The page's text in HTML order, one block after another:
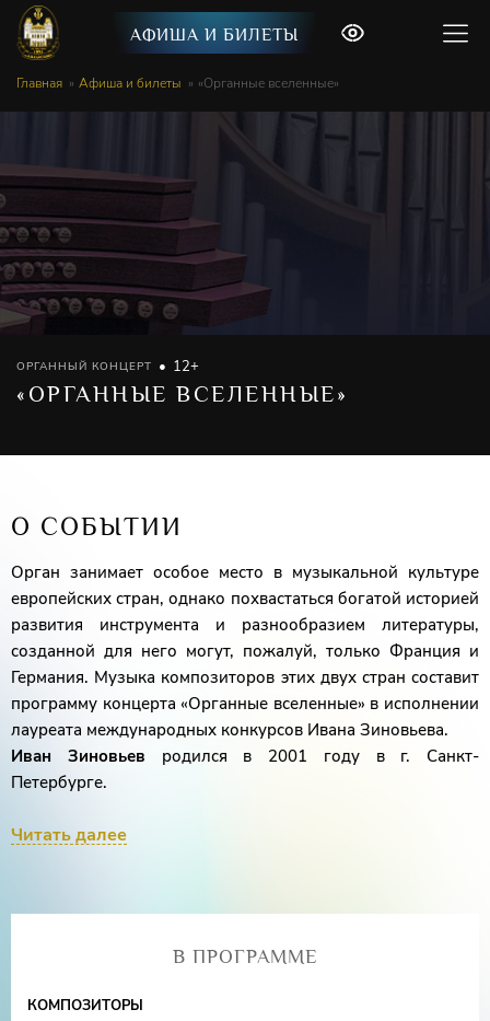
АФИША И БИЛЕТЫ
Главная Афиша и билеты «Органные вселенные»
ОРГАННЫЙ КОНЦЕРТ 12+
«ОРГАННЫЕ ВСЕЛЕННЫЕ»
О СОБЫТИИ
Орган занимает особое место в музыкальной культуре
европейских стран, однако похвастаться богатой историей
развития инструмента и разнообразием литературы,
созданной для него могут, пожалуй, только Франция и
Германия. Музыка композиторов этих двух стран составит
программу концерта «Органные вселенные» в исполнении
лауреата международных конкурсов Ивана Зиновьева.
Иван Зиновьев родился в 2001 году в г. Санкт-
Петербурге.
музыкальной школе имени Николая Андреевича
В.).
Консерваторию имени Н. Г. Жиганова, где продолжил
Читать далее
В ПРОГРАММЕ
КОМПОЗИТОРЫ